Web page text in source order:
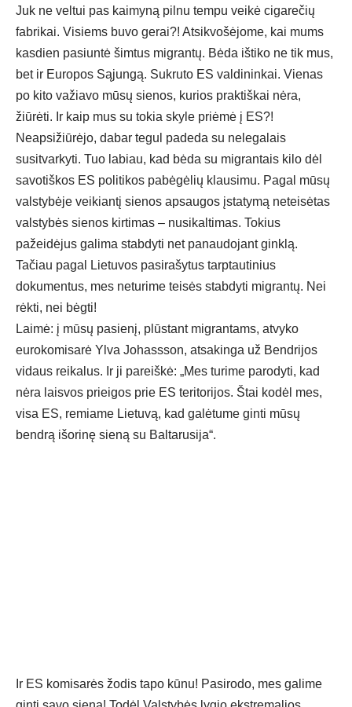
Juk ne veltui pas kaimyną pilnu tempu veikė cigarečių
fabrikai. Visiems buvo gerai?! Atsikvošėjome, kai mums
kasdien pasiuntė šimtus migrantų. Bėda ištiko ne tik mus,
bet ir Europos Sąjungą. Sukruto ES valdininkai. Vienas
po kito važiavo mūsų sienos, kurios praktiškai nėra,
žiūrėti. Ir kaip mus su tokia skyle priėmė į ES?!
Neapsižiūrėjo, dabar tegul padeda su nelegalais
susitvarkyti. Tuo labiau, kad bėda su migrantais kilo dėl
savotiškos ES politikos pabėgėlių klausimu. Pagal mūsų
valstybėje veikiantį sienos apsaugos įstatymą neteisėtas
valstybės sienos kirtimas – nusikaltimas. Tokius
pažeidėjus galima stabdyti net panaudojant ginklą.
Tačiau pagal Lietuvos pasirašytus tarptautinius
dokumentus, mes neturime teisės stabdyti migrantų. Nei
rėkti, nei bėgti!
Laimė: į mūsų pasienį, plūstant migrantams, atvyko
eurokomisarė Ylva Johassson, atsakinga už Bendrijos
vidaus reikalus. Ir ji pareiškė: „Mes turime parodyti, kad
nėra laisvos prieigos prie ES teritorijos. Štai kodėl mes,
visa ES, remiame Lietuvą, kad galėtume ginti mūsų
bendrą išorinę sieną su Baltarusija“.
Ir ES komisarės žodis tapo kūnu! Pasirodo, mes galime